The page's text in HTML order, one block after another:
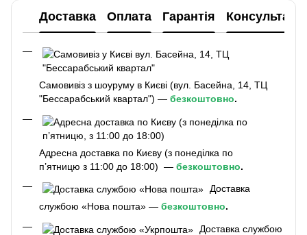
Доставка Оплата Гарантія Консультація
Самовивіз з шоуруму в Києві (вул. Басейна, 14, ТЦ
"Бессарабський квартал") — безкоштовно.
Адресна доставка по Києву (з понеділка по
п’ятницю з 11:00 до 18:00) — безкоштовно.
Доставка
службою «Нова пошта» — безкоштовно.
Доставка службою